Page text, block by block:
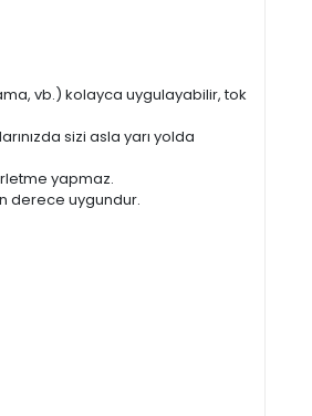
vb.) kolayca uygulayabilir, tok
sizi asla yarı yolda
yapmaz.
derece uygundur.